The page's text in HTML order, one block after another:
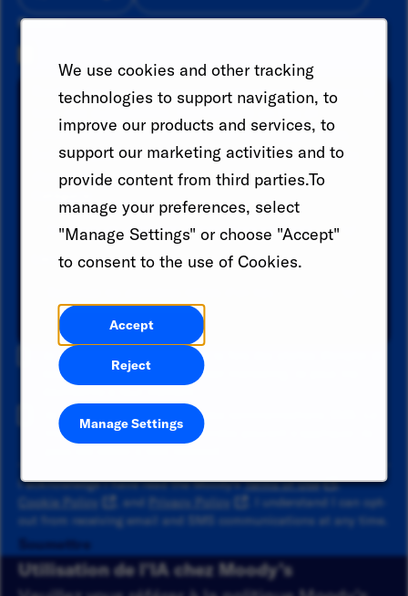
We use cookies and other tracking
technologies to support navigation, to
improve our products and services, to
support our marketing activities and to
provide content from third parties.To
manage your preferences, select
"Manage Settings" or choose "Accept"
to consent to the use of Cookies.
Accept
Reject
Manage Settings
Resume
Recherchez une catégorie et sélectionnez-la dans la
liste des suggestions. Recherchez un lieu et
sélectionnez-en un dans la liste des suggestions.
Enfin, cliquez sur "Ajouter" pour créer votre alerte
d'emploi.
Ajouter
Je consentement à recevoir à la fois des alertes d'emploi et
des communications par e-mail marketing. Je peux me
Je consentement à recevoir des communications SMS. Le
message et les débits de données peuvent s'appliquer. Je
I acknowledge I have read the Moody'sTerms of Use
,
Cookie Policy
, and Privacy Policy
. I understand I can opt-
out from receiving email and SMS communications at any time.
Soumettre
Utilisation de l’IA chez Moody’s